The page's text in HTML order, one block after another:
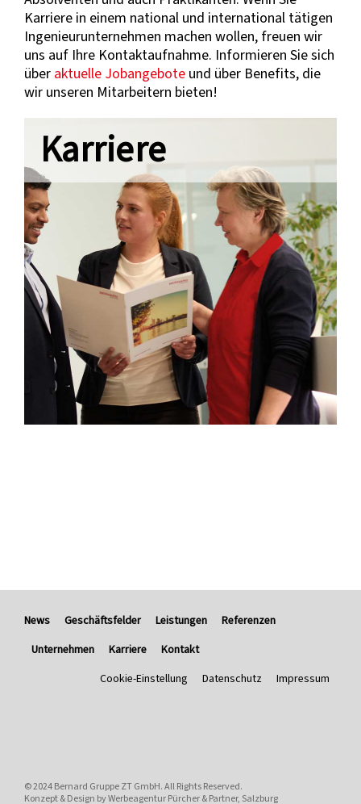
Karriere in einem national und international tätigen
Ingenieurunternehmen machen wollen, freuen wir
uns auf Ihre Kontaktaufnahme. Informieren Sie sich
über aktuelle Jobangeboteund über Benefits, die
wir unseren Mitarbeitern bieten!
Karriere
News Geschäftsfelder Leistungen
Referenzen
Unternehmen
Karriere
Kontakt
Impressum
Datenschutz
Cookie-Einstellung
© 2024Bernard Gruppe ZT GmbH. All Rights Reserved.
Konzept & Design byWerbeagentur Pürcher & Partner, Salzburg